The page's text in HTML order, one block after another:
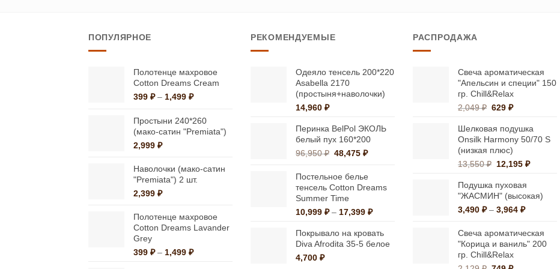
можно
выбрать
на
странице
товара.
вариаций.
можно
выбрать
на
товара.
Опции
можно
выбрать
на
странице
товара.
ПОПУЛЯРНОЕ
Полотенце махровое
Cotton Dreams Cream
399 ₽ – 1,499 ₽Диапазон
399 ₽
–
Простыни 240*260
(мако-сатин "Premiata")
2,999 ₽
Наволочки (мако-сатин
"Premiata") 2 шт.
2,399 ₽
Полотенце махровое
Cotton Dreams Lavander
Grey
399 ₽ – 1,499 ₽Диапазон
РЕКОМЕНДУЕМЫЕ
Одеяло тенсель 200*220
Asabella 2170
(простыня+наволочки)
14,960 ₽
Перинка BelPol ЭКОЛЬ
белый пух 160*200
96,950₽ Первоначальная
составляла
96,950 ₽.
48,475₽Текущая
48,475 ₽.
Постельное белье
тенсель Cotton Dreams
Summer Time
10,999 ₽ – 17,399 ₽Диапазон
10,999 ₽
–
Покрывало на кровать
Diva Afrodita 35-5 белое
4,700 ₽
РАСПРОДАЖА
Свеча ароматическая
"Апельсин и специи" 150
гр. Chill&Relax
2,049₽ Первоначальная
составляла
2,049 ₽.
629₽Текущая
629 ₽.
Шелковая подушка
Onsilk Harmony 50/70 S
(низкая плюс)
13,550₽ Первоначальная
составляла
13,550 ₽.
12,195₽Текущая
Подушка пуховая
"ЖАСМИН" (высокая)
3,490 ₽ – 3,964 ₽Диапазон
3,490 ₽
–
Свеча ароматическая
"Корица и ваниль" 200
гр. Chill&Relax